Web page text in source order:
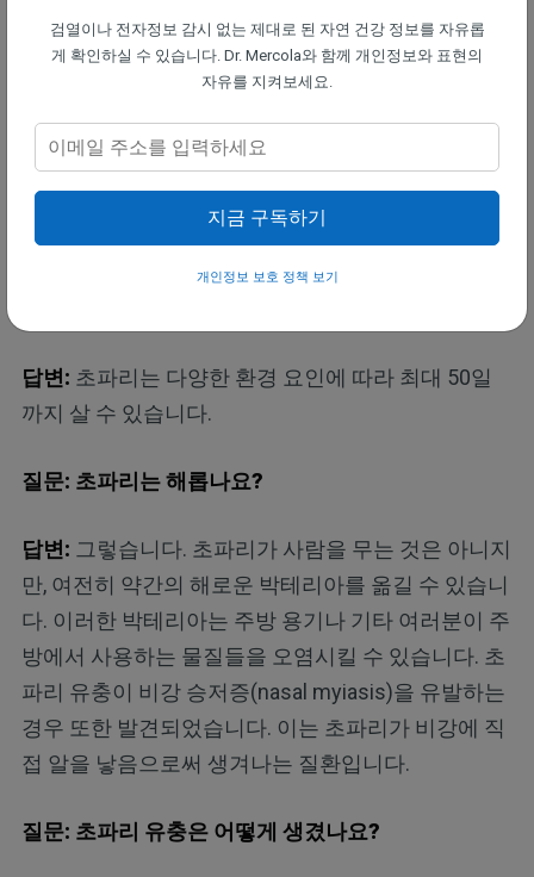
답변:아닙니다. 초파리는 치아가 없거나 물 수 있는
되는 박테리아가 알레르기 반응으로 인해 피부에 붉
은 반점을 일으킬 수 있습니다. 이러한 반점은 대개
물린 자국과 닮아 있어, 초파리가 사람을 물 수 있다
는 흔한 오해를 낳게 됩니다.
답변: 초파리는 다양한 환경 요인에 따라 최대 50일
까지 살 수 있습니다.
질문: 초파리는 해롭나요?
답변: 그렇습니다. 초파리가 사람을 무는 것은 아니지
만, 여전히 약간의 해로운 박테리아를 옮길 수 있습니
다. 이러한 박테리아는 주방 용기나 기타 여러분이 주
방에서 사용하는 물질들을 오염시킬 수 있습니다. 초
파리 유충이 비강 승저증(nasal myiasis)을 유발하는
경우 또한 발견되었습니다. 이는 초파리가 비강에 직
접 알을 낳음으로써 생겨나는 질환입니다.
질문: 초파리 유충은 어떻게 생겼나요?
검열이나 전자정보 감시 없는 제대로 된 자연 건강 정보를 자유롭
게 확인하실 수 있습니다. Dr. Mercola와 함께 개인정보와 표현의
자유를 지켜보세요.
지금 구독하기
개인정보 보호 정책 보기